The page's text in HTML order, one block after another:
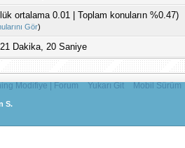
ortalama 0.01 | Toplam konuların %0.47)
Gör)
Dakika, 20 Saniye
Modifiye | Forum Yukarı Git Mobil Sürüm
S.